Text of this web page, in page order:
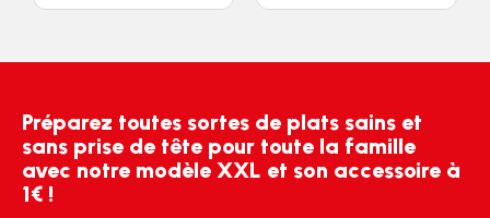
plus...
Easy
8.3L,
Air
fryer,
Noir
-
179,99 €
plus...
Easy
20
cm)
XA113010
-
Préparez toutes sortes de plats sains et
sans prise de tête pour toute la famille
avec notre modèle XXL et son accessoire à
1€ !